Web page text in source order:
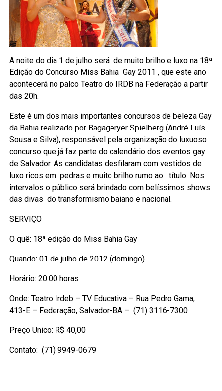
A noite do dia 1 de julho será de muito brilho e luxo na 18ª
Edição do Concurso Miss Bahia Gay 2011 , que este ano
acontecerá no palco Teatro do IRDB na Federação a partir
das 20h.
Este é um dos mais importantes concursos de beleza Gay
da Bahia realizado por Bagageryer Spielberg (André Luís
Sousa e Silva), responsável pela organização do luxuoso
concurso que já faz parte do calendário dos eventos gay
de Salvador. As candidatas desfilaram com vestidos de
luxo ricos em pedras e muito brilho rumo ao título. Nos
intervalos o público será brindado com belíssimos shows
das divas do transformismo baiano e nacional.
SERVIÇO
O quê: 18ª edição do Miss Bahia Gay
Quando: 01 de julho de 2012 (domingo)
Horário: 20:00 horas
Onde: Teatro Irdeb – TV Educativa – Rua Pedro Gama,
413-E – Federação, Salvador-BA – (71) 3116-7300
Preço Único: R$ 40,00
Contato: (71) 9949-0679